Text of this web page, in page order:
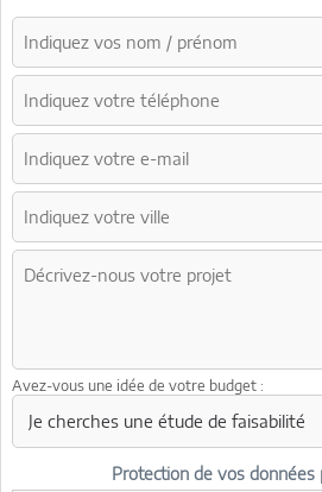
Avez-vous une idée de votre budget :
Protection de vos données